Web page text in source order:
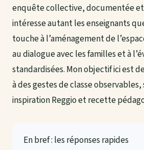
enquête collective, documentée
intéresse autant les enseignants
touche à l’aménagement de
au dialogue avec les familles et à
standardisées. Mon objectif ici est
à des gestes de classe
inspiration Reggio et recette
En bref : les réponses rapides